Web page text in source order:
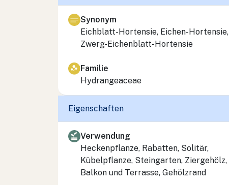
Synonym
Eichblatt-Hortensie, Eichen-Hortensie,
Zwerg-Eichenblatt-Hortensie
Familie
Hydrangeaceae
Eigenschaften
Verwendung
Heckenpflanze, Rabatten, Solitär,
Kübelpflanze, Steingarten, Ziergehölz,
Balkon und Terrasse, Gehölzrand